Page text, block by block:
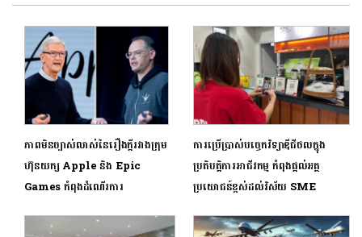
ភាពមិនច្បាស់លាស់នៃរឿងក្តីរវាងក្រុម
ហ៊ុនយក្ស Apple និង Epic
Games កំពុងដំណើរការ
ការប្រើប្រាស់បច្ចេកវិទ្យាឌីជីថលក្នុង
ប្រតិបត្តិការអាជីវកម្ម កំពុងផ្តល់អត្ថ
ប្រយោជន៍ខ្ពស់ដល់វិស័យ SME